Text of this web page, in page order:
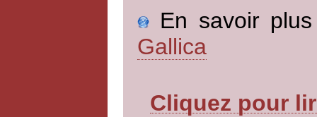
En savoir
Gallica
Cliquez pour